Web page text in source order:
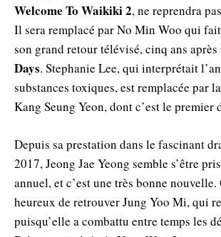
Welcome To Waikiki 2, ne reprendra
Il sera remplacé par No Min Woo qui
son grand retour télévisé, cinq ans après
Days. Stephanie Lee, qui interprétait
substances toxiques, est remplacée par
Kang Seung Yeon, dont c’est le premier
Depuis sa prestation dans le fascinant
2017, Jeong Jae Yeong semble s’être
annuel, et c’est une très bonne nouvelle.
heureux de retrouver Jung Yoo Mi, qui
puisqu’elle a combattu entre temps les